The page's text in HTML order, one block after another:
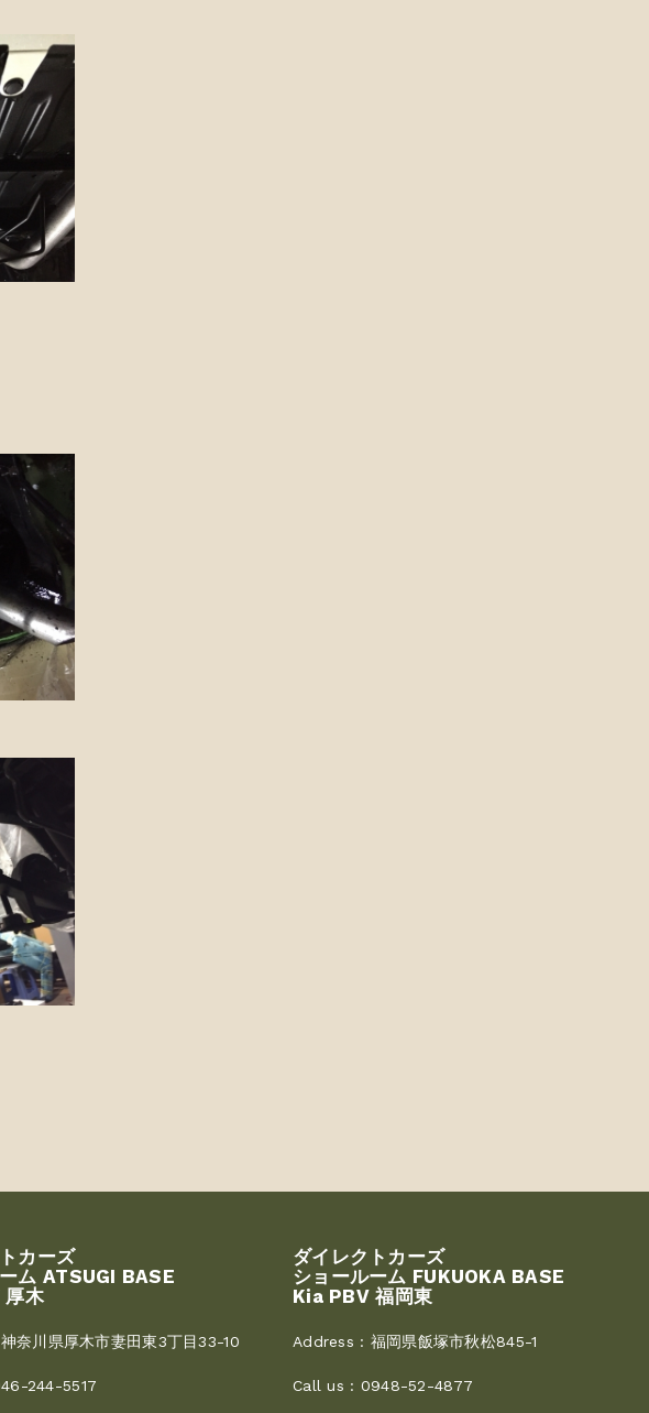
カーズ
ム ATSUGI BASE
木
神奈川県厚木市妻田東3丁目33-10
244-5517
ダイレクトカーズ
ショールーム FUKUOKA BASE
Kia PBV 福岡東
Address : 福岡県飯塚市秋松845-1
Call us : 0948-52-4877